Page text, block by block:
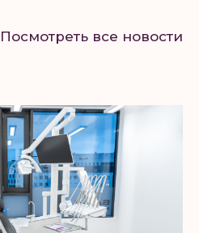
Посмотреть все новости